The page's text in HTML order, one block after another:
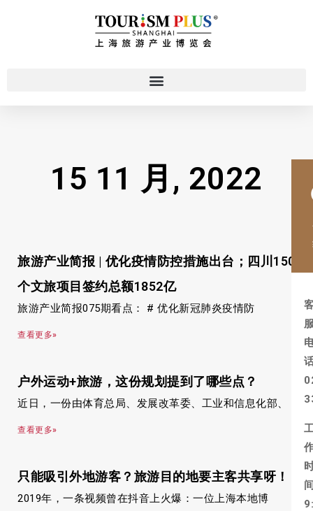
15 11 月, 2022
旅游产业简报 | 优化疫情防控措施出台；四川150
个文旅项目签约总额1852亿
旅游产业简报075期看点： # 优化新冠肺炎疫情防
查看更多»
户外运动+旅游，这份规划提到了哪些点？
近日，一份由体育总局、发展改革委、工业和信息化部、
查看更多»
只能吸引外地游客？旅游目的地要主客共享呀！
2019年，一条视频曾在抖音上火爆：一位上海本地博